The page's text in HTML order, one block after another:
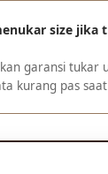
size jika
garansi tukar
kurang pas